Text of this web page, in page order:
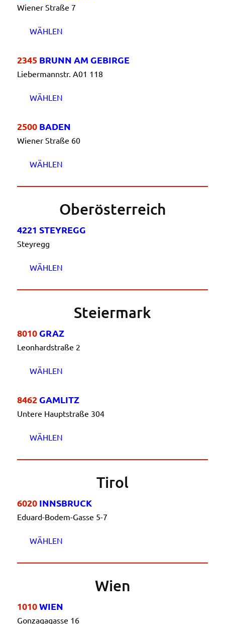
Wiener Straße 7
WÄHLEN
2345 BRUNN AM GEBIRGE
Liebermannstr. A01 118
WÄHLEN
2500 BADEN
Wiener Straße 60
WÄHLEN
Oberösterreich
4221 STEYREGG
Steyregg
WÄHLEN
Steiermark
8010 GRAZ
Leonhardstraße 2
WÄHLEN
8462 GAMLITZ
Untere Hauptstraße 304
WÄHLEN
Tirol
6020 INNSBRUCK
Eduard-Bodem-Gasse 5-7
WÄHLEN
Wien
1010WIEN
Gonzagagasse 16